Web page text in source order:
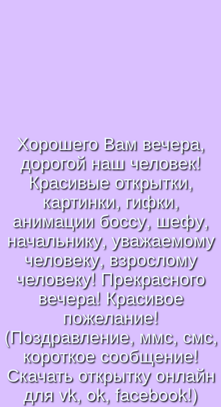
Хорошего Вам вечера,
дорогой наш человек!
Красивые открытки,
картинки, гифки,
анимации боссу, шефу,
начальнику, уважаемому
человеку, взрослому
человеку! Прекрасного
вечера! Красивое
пожелание!
(Поздравление, ммс, смс,
короткое сообщение!
Скачать открытку онлайн
для vk, ok, facebook!)